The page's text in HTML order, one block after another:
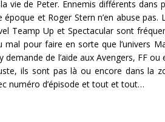
vie de Peter. Ennemis différents dans
et Roger Stern n’en abuse pas.
Teamp Up et Spectacular sont
pour faire en sorte que l’univers
de l’aide aux Avengers, FF ou
ils sont pas là ou encore dans la
numéro d’épisode et tout et tout…